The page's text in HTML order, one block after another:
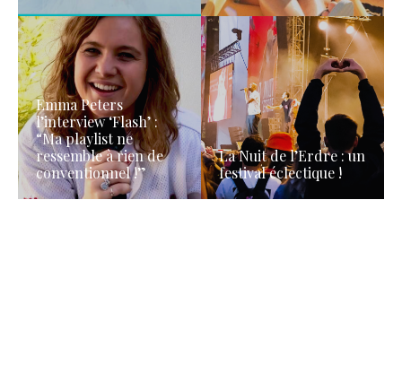
Emma Peters
l’interview ‘Flash’ :
“Ma playlist ne
ressemble à rien de
conventionnel !”
La Nuit de l’Erdre : un
festival éclectique !